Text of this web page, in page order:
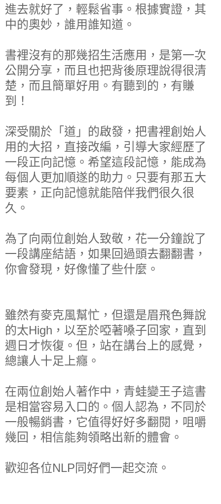
進去就好了，輕鬆省事。根據實證，其
中的奧妙，誰用誰知道。
書裡沒有的那幾招生活應用，是第一次
公開分享，而且也把背後原理說得很清
楚，而且簡單好用。有聽到的，有賺
到！
深受關於「道」的啟發，把書裡創始人
用的大招，直接改編，引導大家經歷了
一段正向記憶。希望這段記憶，能成為
每個人更加順遂的助力。只要有那五大
要素，正向記憶就能陪伴我們很久很
久。
為了向兩位創始人致敬，花一分鐘說了
一段講座結語，如果回過頭去翻翻書，
你會發現，好像懂了些什麼。
雖然有麥克風幫忙，但還是眉飛色舞說
的太High，以至於啞著嗓子回家，直到
週日才恢復。但，站在講台上的感覺，
總讓人十足上癮。
在兩位創始人著作中，青蛙變王子這書
是相當容易入口的。個人認為，不同於
一般暢銷書，它值得好好多翻閱，咀嚼
幾回，相信能夠領略出新的體會。
歡迎各位NLP同好們一起交流。